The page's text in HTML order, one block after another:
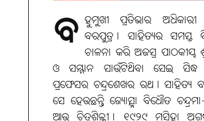
ବ ହୁମୁଖୀ ପ୍ରତିଭାର ଅଧିକାରୀ
ବରପୁତ୍ର। ସାହିତ୍ୟର ସମସ୍ତ
ଚାଳନା କରି ଅଜସ୍ର ପାଠକୀୟ
ଓ ସମ୍ମାନ ସାଉଁଟିଥିବା ସେଇ ସିଦ୍ଧ
ପ୍ରଫେସର ଚନ୍ଦ୍ରଶେଖର ରଥ। ସାହିତ୍ୟ
ସେ ହେଉଛନ୍ତି ଜ୍ୟୋତ୍ସ୍ନା ବିଧୌତ
ଆଉ ଚିତ୍ରଶିଳ୍ପୀ। ୧୯୨୯ ମସିହା